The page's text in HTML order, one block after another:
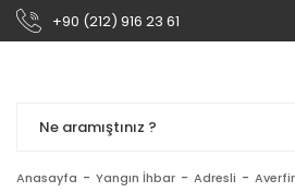
+90 (212) 916 23 61
Anasayfa Yangın İhbar Adresli